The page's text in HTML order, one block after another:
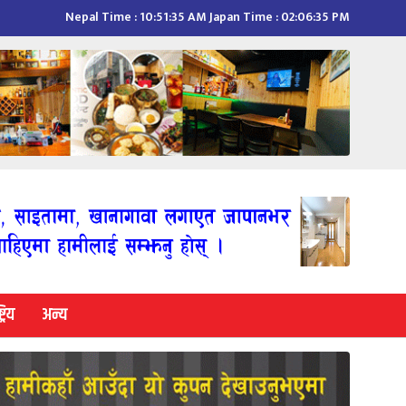
Nepal Time :10:51:36 AMJapan Time :02:06:36 PM
अन्य